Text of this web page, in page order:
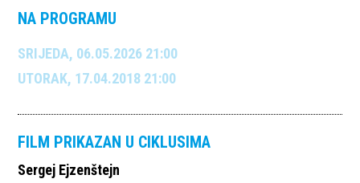
NA PROGRAMU
SRIJEDA, 06.05.2026 21:00
UTORAK, 17.04.2018 21:00
FILM PRIKAZAN U CIKLUSIMA
Sergej Ejzenštejn